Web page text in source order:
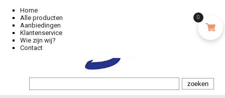
Home
Alle producten
Aanbiedingen
Klantenservice
Wie zijn wij?
Contact
0